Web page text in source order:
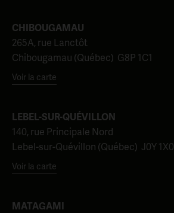
CHIBOUGAMAU
265A, rue Lanctôt
Chibougamau (Québec) G8P 1C1
Voir la carte
LEBEL-SUR-QUÉVILLON
140, rue Principale Nord
Lebel-sur-Quévillon (Québec) J0Y 1X0
Voir la carte
MATAGAMI